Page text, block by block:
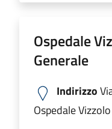
Ospedale
Generale
Indirizzo
Ospedale